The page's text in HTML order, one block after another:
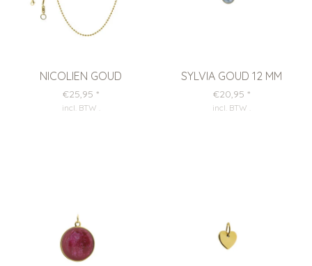
NICOLIEN GOUD
€25,95 *
incl. BTW
SYLVIA GOUD 12 MM
€20,95 *
incl. BTW